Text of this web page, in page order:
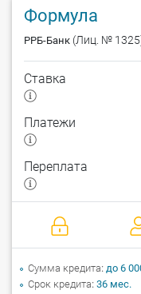
Формула
РРБ-Банк (Лиц. №
Ставка
Платежи
Переплата
Сумма кредита до 6
Срок кредита 36 мес.